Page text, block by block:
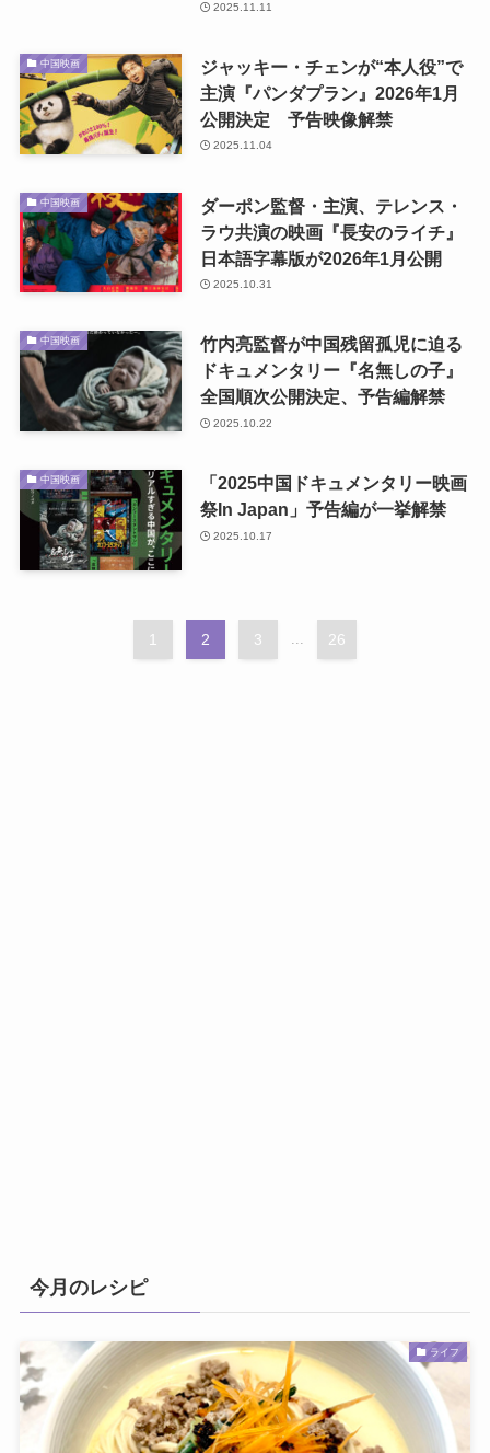
2025.11.11
中国映画
ジャッキー・チェンが“本人役”で
主演『パンダプラン』2026年1月
公開決定 予告映像解禁
2025.11.04
中国映画
ダーポン監督・主演、テレンス・
ラウ共演の映画『長安のライチ』
日本語字幕版が2026年1月公開
2025.10.31
中国映画
竹内亮監督が中国残留孤児に迫る
ドキュメンタリー『名無しの子』
全国順次公開決定、予告編解禁
2025.10.22
中国映画
「2025中国ドキュメンタリー映画
祭In Japan」予告編が一挙解禁
2025.10.17
1 2 3 26
今月のレシピ
ライフ